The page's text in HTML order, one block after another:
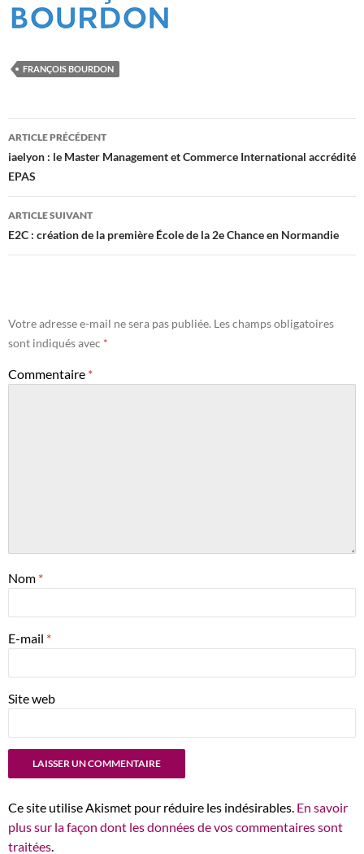
FRANÇOIS BOURDON
Navigation
des
articles
ARTICLE PRÉCÉDENT
iaelyon : le Master Management et Commerce International accrédité
EPAS
ARTICLE SUIVANT
E2C : création de la première École de la 2e Chance en Normandie
Votre adresse e-mail ne sera pas publiée. Les champs obligatoires
sont indiqués avec *
Commentaire *
Nom *
E-mail *
Site web
Ce site utilise Akismet pour réduire les indésirables. En savoir
plus sur la façon dont les données de vos commentaires sont
traitées.